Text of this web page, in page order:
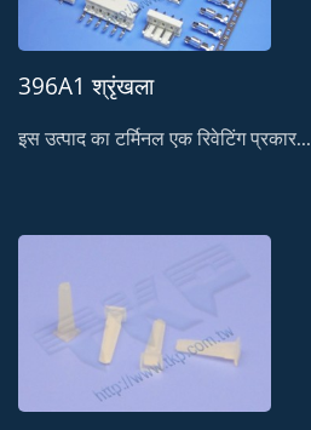
396A1 श्रृंखला
इस उत्पाद का टर्मिनल एक रिवेटिंग प्रकार...